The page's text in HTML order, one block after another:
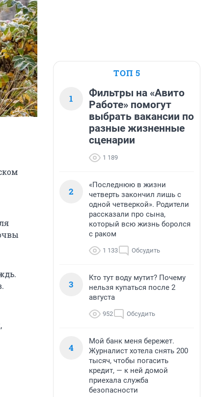
ТОП 5
1
Фильтры на «Авито
Работе» помогут
выбрать вакансии по
разные жизненные
сценарии
1 189
2
«Последнюю в жизни
четверть закончил лишь с
одной четверкой». Родители
рассказали про сына,
который всю жизнь боролся
с раком
1 133 Обсудить
3
Кто тут воду мутит? Почему
нельзя купаться после 2
августа
952 Обсудить
4
Мой банк меня бережет.
Журналист хотела снять 200
тысяч, чтобы погасить
кредит, — к ней домой
приехала служба
безопасности